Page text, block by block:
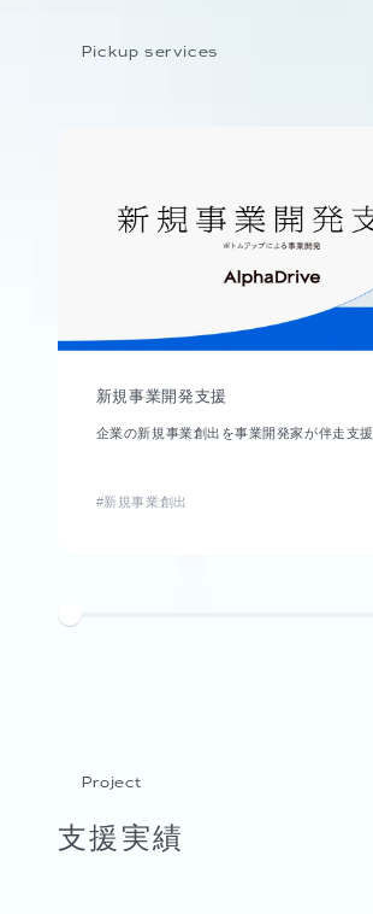
Pickup services
新規事業開発支援
企業の新規事業創出を事業開発家が伴走支援
#新規事業創出
Project
支援実績